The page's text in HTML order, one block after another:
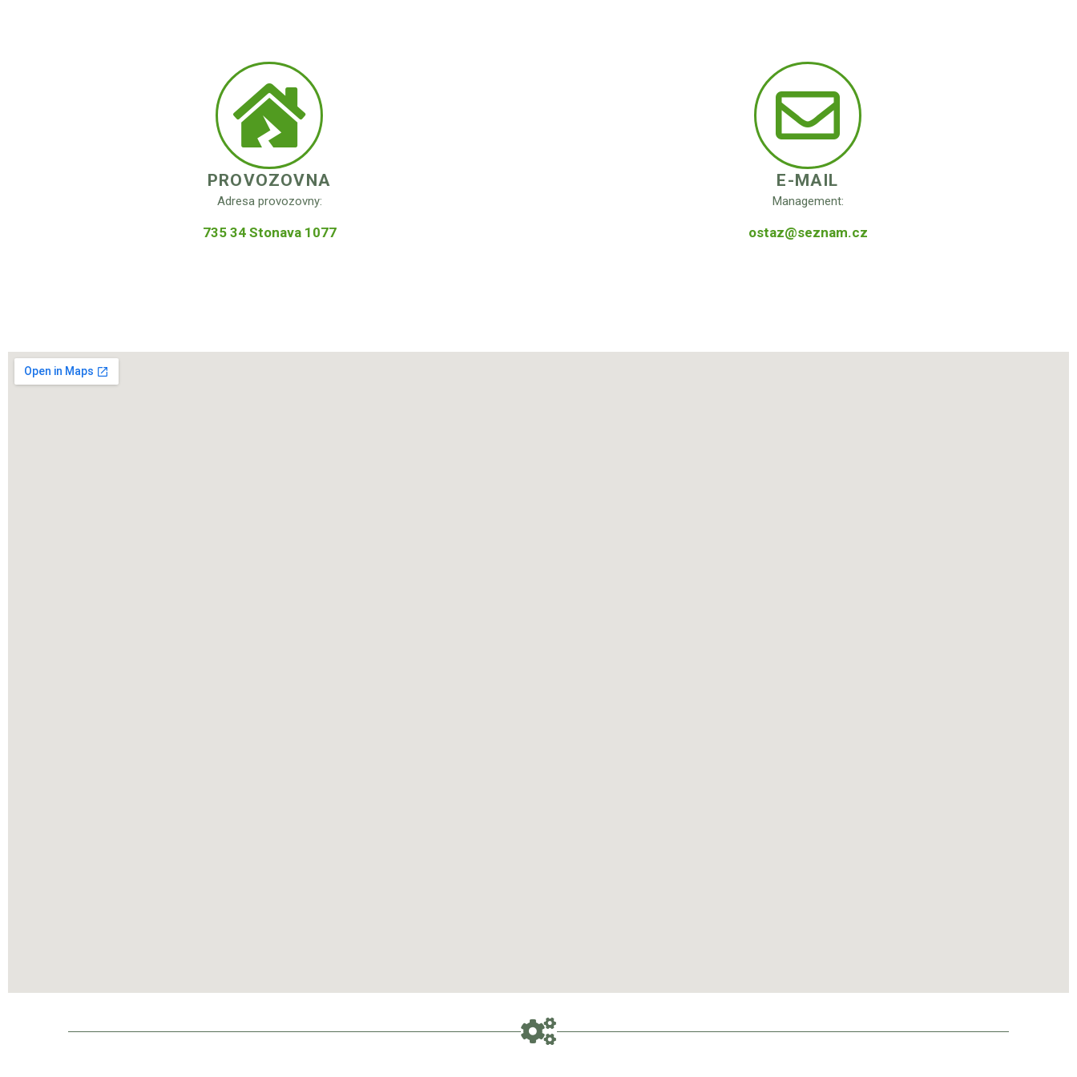
PROVOZOVNA
Adresa provozovny:
735 34 Stonava 1077
E-MAIL
Management:
ostaz@seznam.cz